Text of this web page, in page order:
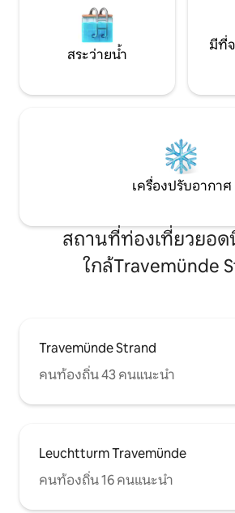
สระว่ายน้ำ
มีที่
เครื่องปรับอากาศ
สถานที่ท่องเที่ยวยอ
ใกล้Travemünde
Travemünde Strand
คนท้องถิ่น 43 คนแนะนำ
Leuchtturm Travemünde
คนท้องถิ่น 16 คนแนะนำ